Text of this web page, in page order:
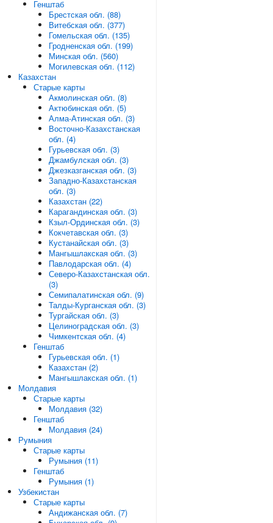
Генштаб
Брестская обл. (88)
Витебская обл. (377)
Гомельская обл. (135)
Гродненская обл. (199)
Минская обл. (560)
Могилевская обл. (112)
Казахстан
Старые карты
Акмолинская обл. (8)
Актюбинская обл. (5)
Алма-Атинская обл. (3)
Восточно-Казахстанская
обл. (4)
Гурьевская обл. (3)
Джамбулская обл. (3)
Джезказганская обл. (3)
Западно-Казахстанская
обл. (3)
Казахстан (22)
Карагандинская обл. (3)
Кзыл-Ординская обл. (3)
Кокчетавская обл. (3)
Кустанайская обл. (3)
Мангышлакская обл. (3)
Павлодарская обл. (4)
Северо-Казахстанская обл.
(3)
Семипалатинская обл. (9)
Талды-Курганская обл. (3)
Тургайская обл. (3)
Целиноградская обл. (3)
Чимкентская обл. (4)
Генштаб
Гурьевская обл. (1)
Казахстан (2)
Мангышлакская обл. (1)
Молдавия
Старые карты
Молдавия (32)
Генштаб
Молдавия (24)
Румыния
Старые карты
Румыния (11)
Генштаб
Румыния (1)
Узбекистан
Старые карты
Андижанская обл. (7)